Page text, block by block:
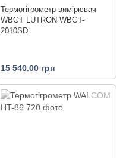
Термогігрометр-вимірювач
WBGT LUTRON WBGT-
2010SD
15 540.00 грн